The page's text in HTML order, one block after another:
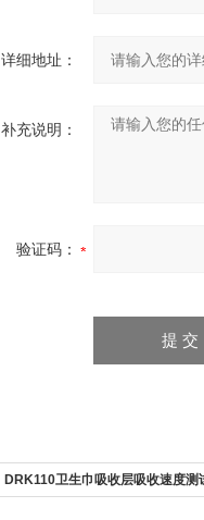
详细地址：
补充说明：
验证码：
DRK110卫生巾吸收层吸收速度测